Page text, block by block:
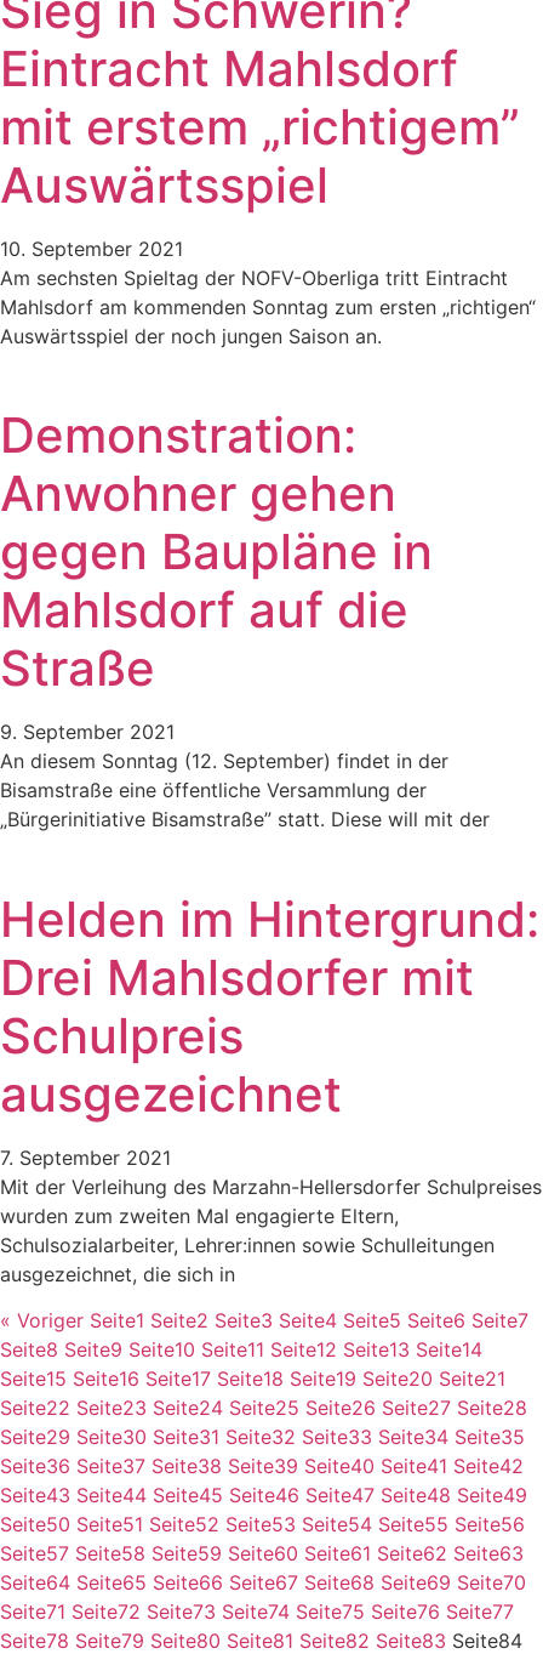
Eintracht Mahlsdorf
mit erstem „richtigem”
Auswärtsspiel
10. September 2021
Am sechsten Spieltag der NOFV-Oberliga tritt Eintracht
Mahlsdorf am kommenden Sonntag zum ersten „richtigen“
Auswärtsspiel der noch jungen Saison an.
Demonstration:
Anwohner gehen
gegen Baupläne in
Mahlsdorf auf die
Straße
9. September 2021
An diesem Sonntag (12. September) findet in der
Bisamstraße eine öffentliche Versammlung der
„Bürgerinitiative Bisamstraße” statt. Diese will mit der
Helden im Hintergrund:
Drei Mahlsdorfer mit
Schulpreis
ausgezeichnet
7. September 2021
Mit der Verleihung des Marzahn-Hellersdorfer Schulpreises
wurden zum zweiten Mal engagierte Eltern,
Schulsozialarbeiter, Lehrer:innen sowie Schulleitungen
ausgezeichnet, die sich in
« Voriger Seite1 Seite2 Seite3 Seite4 Seite5 Seite6 Seite7
Seite8 Seite9 Seite10 Seite11 Seite12 Seite13 Seite14
Seite15 Seite16 Seite17 Seite18 Seite19 Seite20 Seite21
Seite22 Seite23 Seite24 Seite25 Seite26 Seite27 Seite28
Seite29 Seite30 Seite31 Seite32 Seite33 Seite34 Seite35
Seite36 Seite37 Seite38 Seite39 Seite40 Seite41 Seite42
Seite43 Seite44 Seite45 Seite46 Seite47 Seite48 Seite49
Seite50 Seite51 Seite52 Seite53 Seite54 Seite55 Seite56
Seite57 Seite58 Seite59 Seite60 Seite61 Seite62 Seite63
Seite64 Seite65 Seite66 Seite67 Seite68 Seite69 Seite70
Seite71 Seite72 Seite73 Seite74 Seite75 Seite76 Seite77
Seite78 Seite79 Seite80 Seite81 Seite82 Seite83 Seite84